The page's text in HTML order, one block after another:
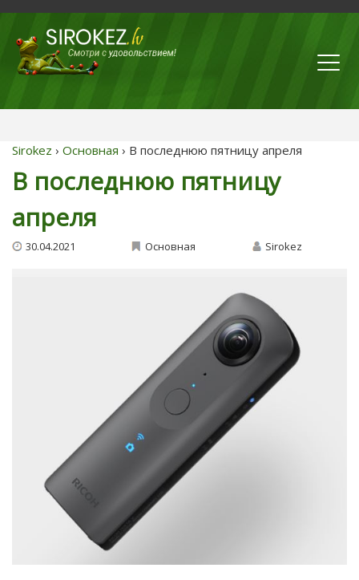
Sirokez › Основная › В последнюю пятницу апреля
В последнюю пятницу
апреля
30.04.2021 Основная Sirokez